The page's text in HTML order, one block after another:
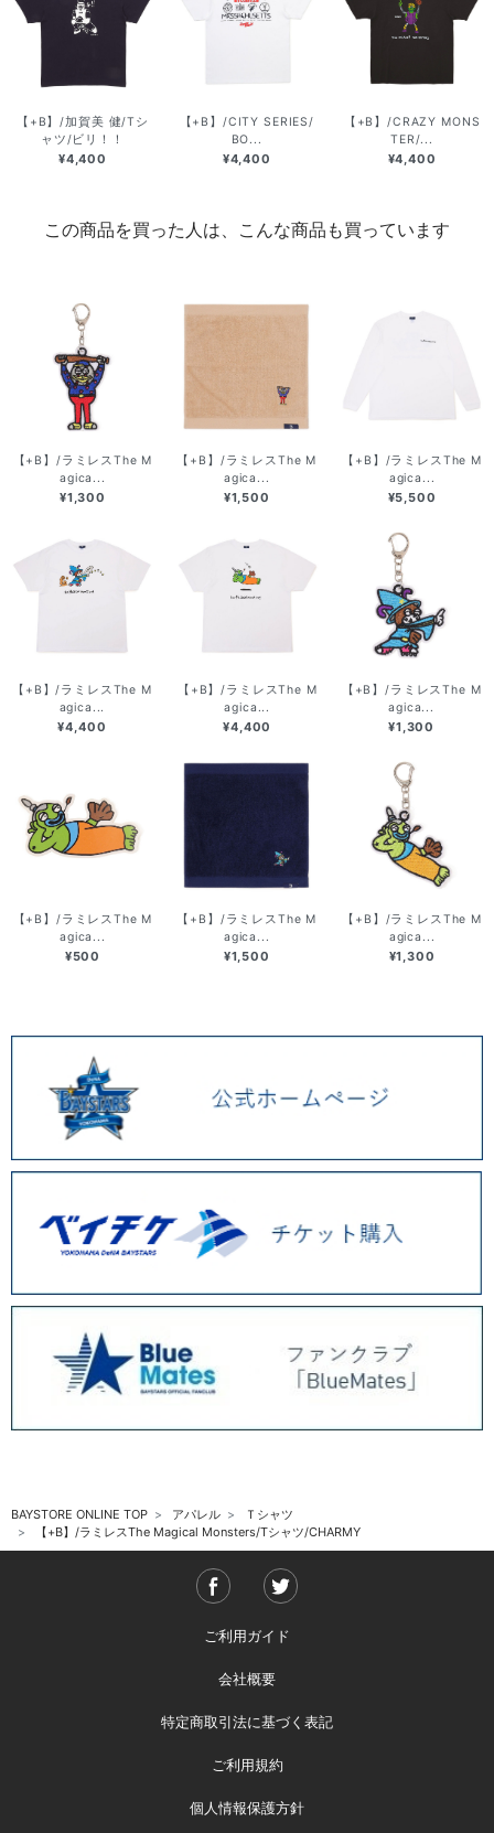
【+B】/加賀美 健/Tシ
ャツ/ビリ！！
¥4,400
【+B】/CITY SERIES/
BO...
¥4,400
【+B】/CRAZY MONS
TER/...
¥4,400
この商品を買った人は、こんな商品も買っています
【+B】/ラミレスThe M
agica...
¥1,300
【+B】/ラミレスThe M
agica...
¥1,500
【+B】/ラミレスThe M
agica...
¥5,500
【+B】/ラミレスThe M
agica...
¥4,400
【+B】/ラミレスThe M
agica...
¥4,400
【+B】/ラミレスThe M
agica...
¥1,300
【+B】/ラミレスThe M
agica...
¥500
【+B】/ラミレスThe M
agica...
¥1,500
【+B】/ラミレスThe M
agica...
¥1,300
BAYSTORE ONLINE TOP アパレル
Ｔシャツ
【+B】/ラミレスThe Magical Monsters/Tシャツ/CHARMY
ご利用ガイド
会社概要
特定商取引法に基づく表記
ご利用規約
個人情報保護方針